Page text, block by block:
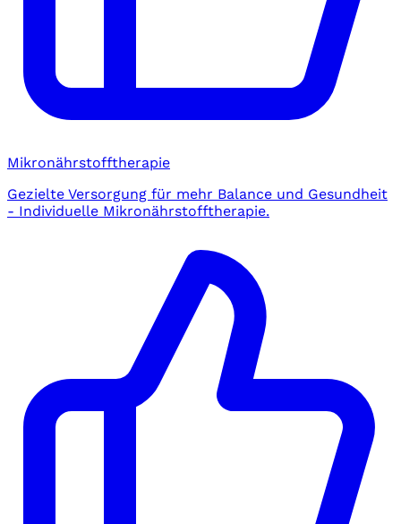
Mikronährstofftherapie
Gezielte Versorgung für mehr Balance und Gesundheit
- Individuelle Mikronährstofftherapie.